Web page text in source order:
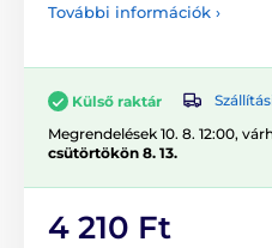
További információk ›
Külső raktár
Megrendelések 10. 8. 12:00,
csütörtökön 8. 13.
4 210 Ft